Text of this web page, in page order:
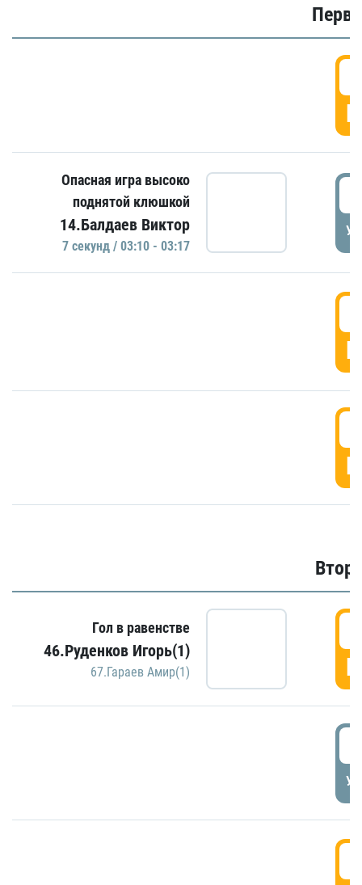
Опасная игра высоко
поднятой клюшкой
14.Балдаев Виктор
7 секунд / 03:10 - 03:17
Гол в равенстве
46.Руденков Игорь(1)
67.Гараев Амир(1)